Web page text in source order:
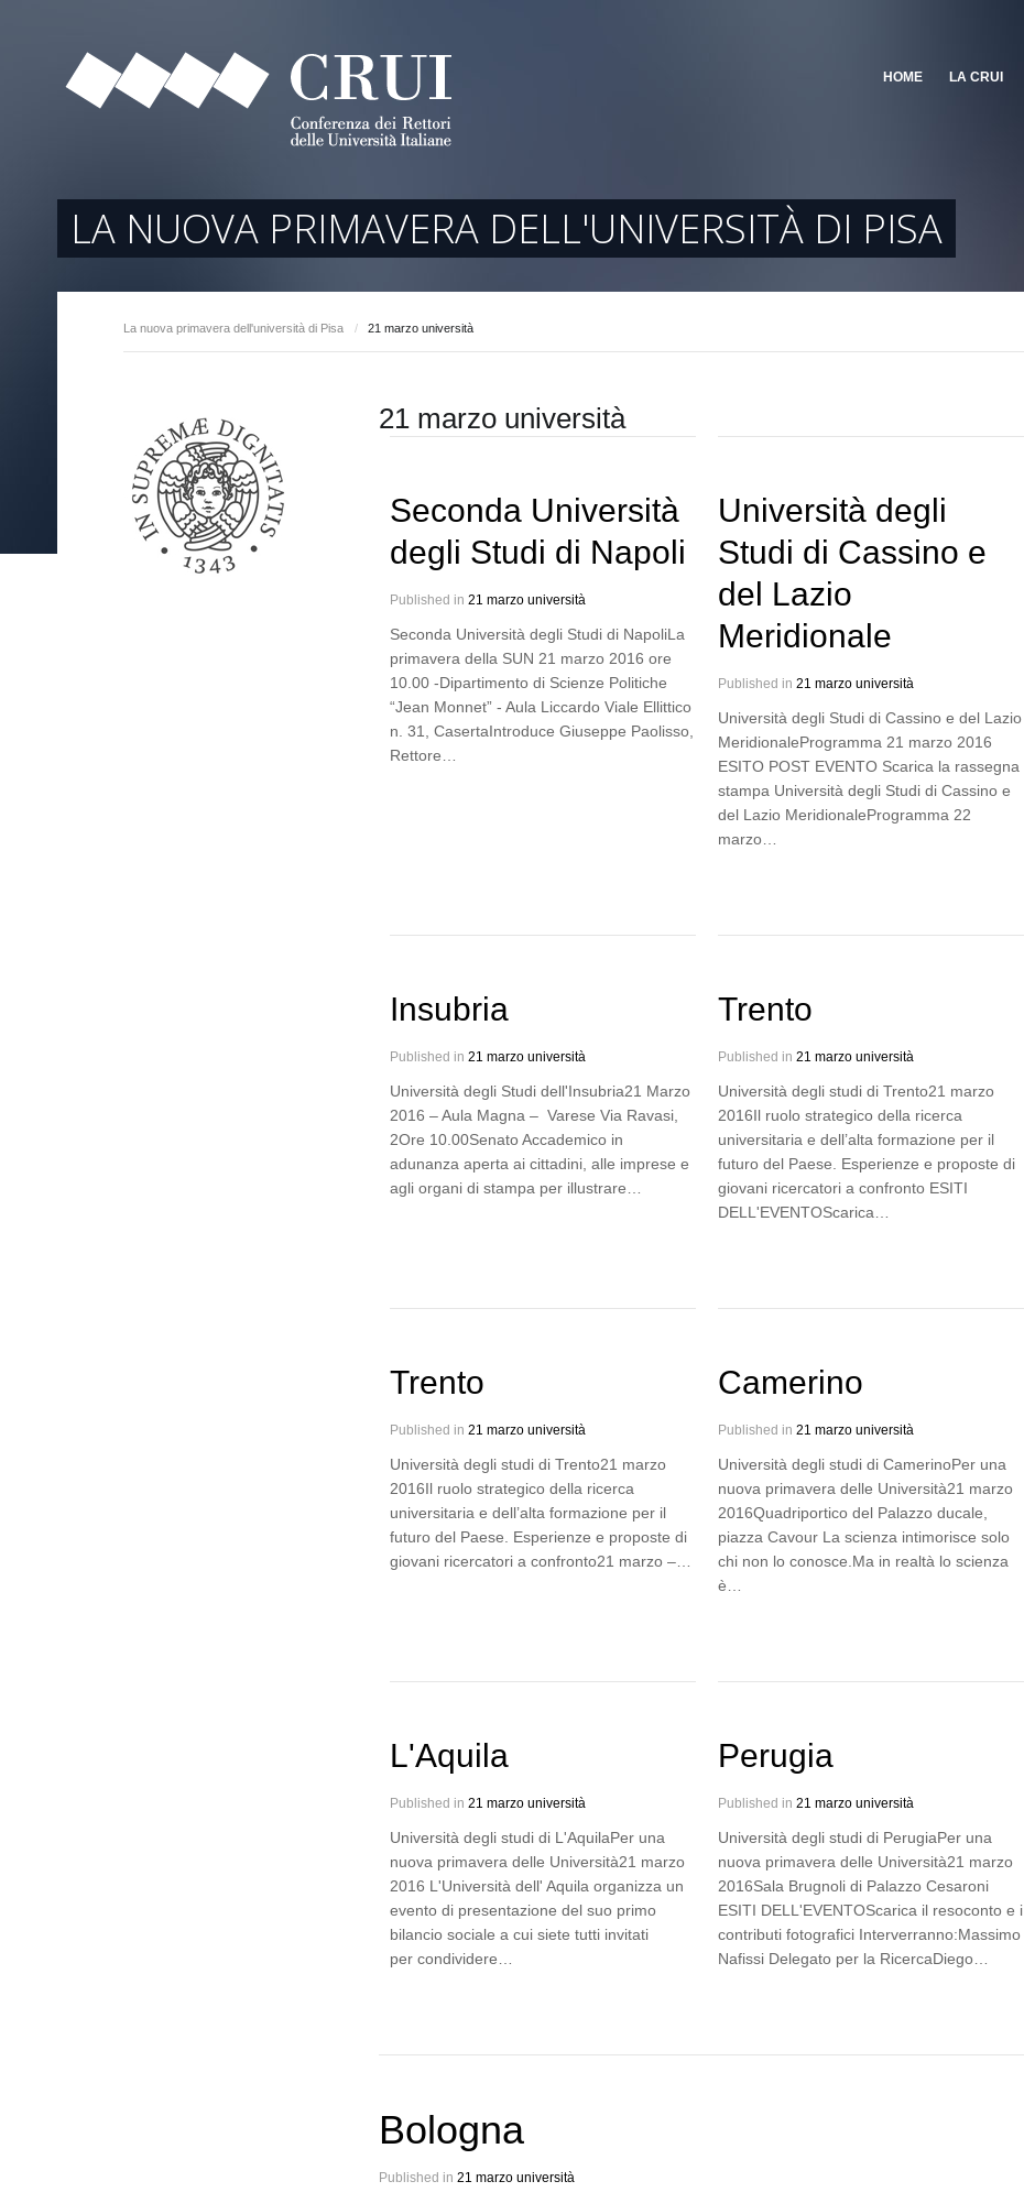
HOME LA CRUI
LA NUOVA PRIMAVERA DELL'UNIVERSITÀ DI PISA
La nuova primavera dell'università di Pisa / 21 marzo università
21 marzo università
Seconda Università
degli Studi di Napoli
Published in21 marzo università
Seconda Università degli Studi di NapoliLa
primavera della SUN 21 marzo 2016 ore
10.00 -Dipartimento di Scienze Politiche
“Jean Monnet” - Aula Liccardo Viale Ellittico
n. 31, CasertaIntroduce Giuseppe Paolisso,
Rettore…
Università degli
Studi di Cassino e
del Lazio
Meridionale
Published in 21 marzo università
Università degli Studi di Cassino e del Lazio
MeridionaleProgramma 21 marzo 2016
ESITO POST EVENTO Scarica la rassegna
stampa Università degli Studi di Cassino e
del Lazio MeridionaleProgramma 22
marzo…
Insubria
Published in21 marzo università
Università degli Studi dell'Insubria21 Marzo
2016 – Aula Magna – Varese Via Ravasi,
2Ore 10.00Senato Accademico in
adunanza aperta ai cittadini, alle imprese e
agli organi di stampa per illustrare…
Trento
Published in 21 marzo università
Università degli studi di Trento21 marzo
2016Il ruolo strategico della ricerca
universitaria e dell’alta formazione per il
futuro del Paese. Esperienze e proposte di
giovani ricercatori a confronto ESITI
DELL'EVENTOScarica…
Trento
Published in21 marzo università
Università degli studi di Trento21 marzo
2016Il ruolo strategico della ricerca
universitaria e dell’alta formazione per il
futuro del Paese. Esperienze e proposte di
giovani ricercatori a confronto21 marzo –…
Camerino
Published in 21 marzo università
Università degli studi di CamerinoPer una
nuova primavera delle Università21 marzo
2016Quadriportico del Palazzo ducale,
piazza Cavour La scienza intimorisce solo
chi non lo conosce.Ma in realtà lo scienza
è…
L'Aquila
Published in21 marzo università
Università degli studi di L'AquilaPer una
nuova primavera delle Università21 marzo
2016 L'Università dell' Aquila organizza un
evento di presentazione del suo primo
bilancio sociale a cui siete tutti invitati
per condividere…
Perugia
Published in 21 marzo università
Università degli studi di PerugiaPer una
nuova primavera delle Università21 marzo
2016Sala Brugnoli di Palazzo Cesaroni
ESITI DELL'EVENTOScarica il resoconto e i
contributi fotografici Interverranno:Massimo
Nafissi Delegato per la RicercaDiego…
Bologna
Published in21 marzo università